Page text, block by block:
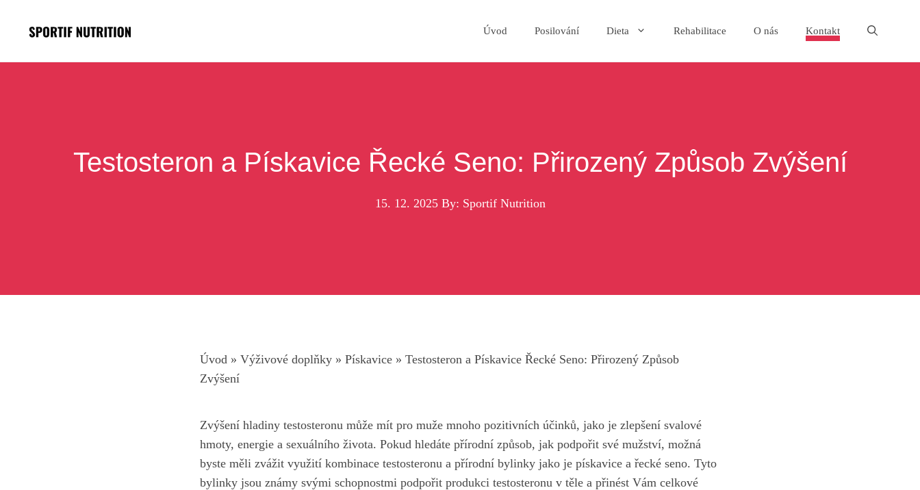
Úvod Posilování Dieta Rehabilitace O nás Kontakt
Testosteron a Pískavice Řecké Seno: Přirozený Způsob Zvýšení
15. 12. 2025 By: Sportif Nutrition
Úvod » Výživové doplňky » Pískavice » Testosteron a Pískavice Řecké Seno: Přirozený Způsob
Zvýšení
Zvýšení hladiny testosteronu může mít pro muže mnoho pozitivních účinků, jako je zlepšení svalové
hmoty, energie a sexuálního života. Pokud hledáte přírodní způsob, jak podpořit své mužství, možná
byste měli zvážit využití kombinace testosteronu a přírodní bylinky jako je pískavice a řecké seno. Tyto
bylinky jsou známy svými schopnostmi podpořit produkci testosteronu v těle a přinést Vám celkové